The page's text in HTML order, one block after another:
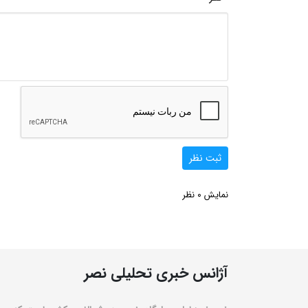
ثبت نظر
نمایش 0 نظر
آژانس خبری تحلیلی نصر